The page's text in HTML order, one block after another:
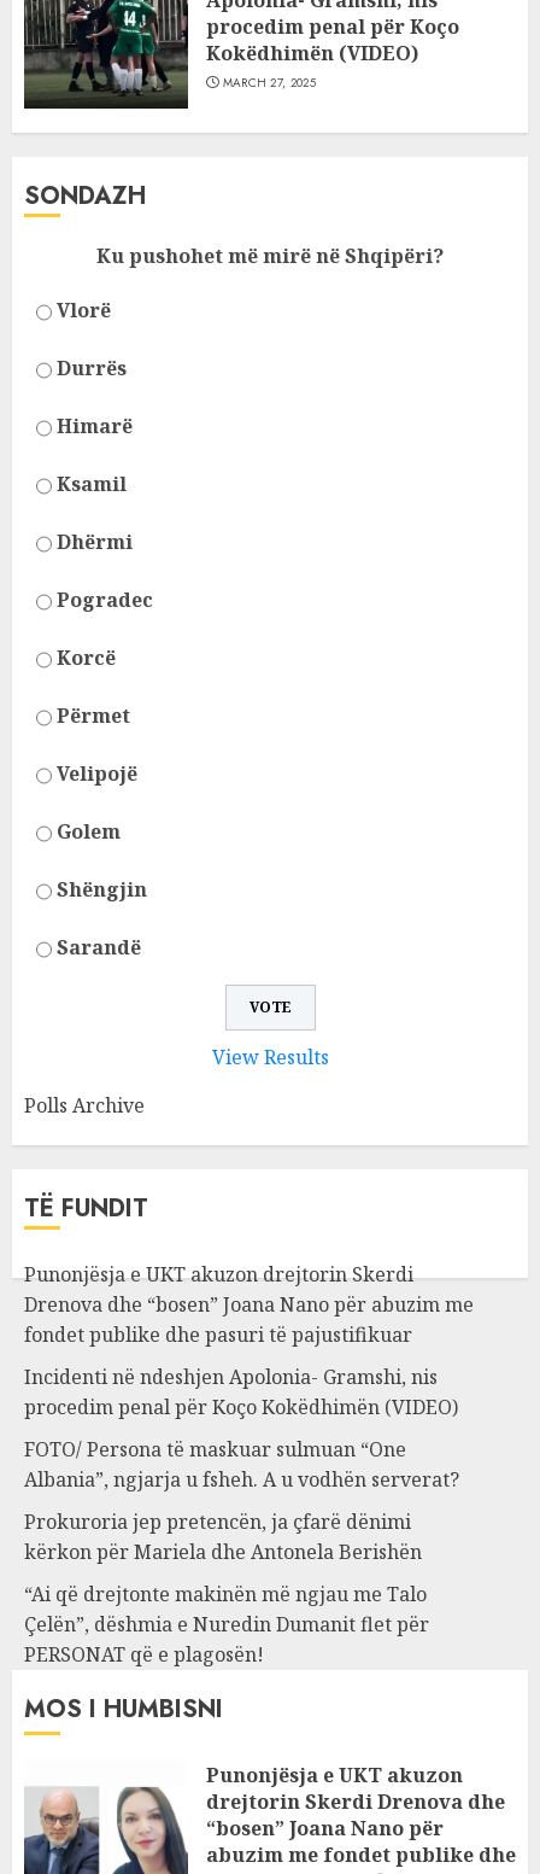
procedim penal për Koço
Kokëdhimën (VIDEO)
MARCH 27, 2025
SONDAZH
Ku pushohet më mirë në Shqipëri?
Vlorë
Durrës
Himarë
Ksamil
Dhërmi
Pogradec
Korcë
Përmet
Velipojë
Golem
Shëngjin
Sarandë
View Results
Polls Archive
TË FUNDIT
Punonjësja e UKT akuzon drejtorin Skerdi
Drenova dhe “bosen” Joana Nano për abuzim me
fondet publike dhe pasuri të pajustifikuar
Incidenti në ndeshjen Apolonia- Gramshi, nis
procedim penal për Koço Kokëdhimën (VIDEO)
FOTO/ Persona të maskuar sulmuan “One
Albania”, ngjarja u fsheh. A u vodhën serverat?
Prokuroria jep pretencën, ja çfarë dënimi
kërkon për Mariela dhe Antonela Berishën
“Ai që drejtonte makinën më ngjau me Talo
Çelën”, dëshmia e Nuredin Dumanit flet për
PERSONAT që e plagosën!
MOS I HUMBISNI
Punonjësja e UKT akuzon
drejtorin Skerdi Drenova dhe
“bosen” Joana Nano për
abuzim me fondet publike dhe